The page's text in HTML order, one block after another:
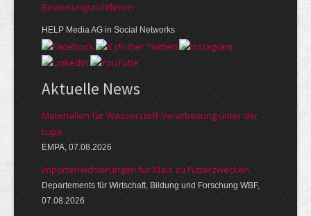
Bewer­tungs­richt­linien
HELP Media AG in Social Networks
Aktuelle News
Materialien für Wasserstoff-Verarbeitung unter der
Lupe
EMPA, 07.08.2026
Importerleichterungen für Mais zu Futterzwecken
Departements für Wirtschaft, Bildung und Forschung WBF,
07.08.2026